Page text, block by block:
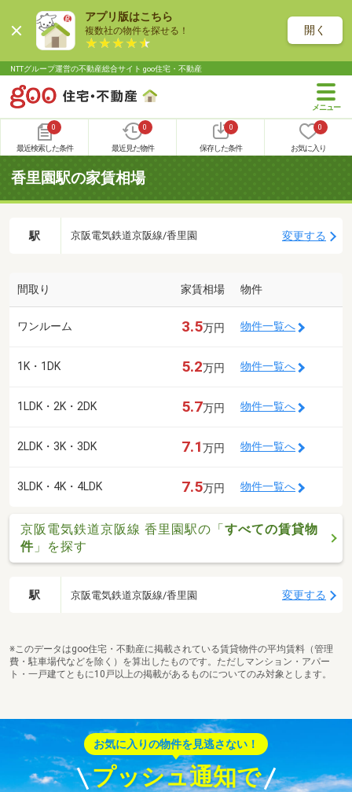
アプリ版はこちら
複数社の物件を探せる！ 開く
NTTグループ運営の不動産総合サイト goo住宅・不動産
0
最近検索した条件
0
最近見た物件
0
保存した条件
0
お気に入り
香里園駅の家賃相場
駅 京阪電気鉄道京阪線/香里園 変更する
間取り 家賃相場 物件
ワンルーム 3.5万円 物件一覧へ
1K・1DK 5.2万円 物件一覧へ
1LDK・2K・2DK 5.7万円 物件一覧へ
2LDK・3K・3DK 7.1万円 物件一覧へ
3LDK・4K・4LDK 7.5万円 物件一覧へ
京阪電気鉄道京阪線 香里園駅の「すべての賃貸物
件 」を探す
駅 京阪電気鉄道京阪線/香里園 変更する
※このデータはgoo住宅・不動産に掲載されている賃貸物件の平均賃料（管理
費・駐車場代などを除く）を算出したものです。ただしマンション・アパー
ト・一戸建てともに10戸以上の掲載があるものについてのみ対象とします。
お気に入りの物件を見逃さない！
プッシュ通知で